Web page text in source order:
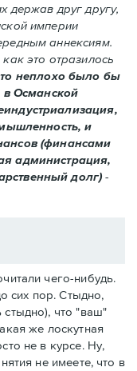
держав друг другу,
империи
аннексиям.
это отразилось
то неплохо было бы
в Османской
и
(финансами
администрация,
долг)-
чего-нибудь.
сих пор. Стыдно,
что "ваш"
же лоскутная
не в курсе. Ну,
не имеете, что в